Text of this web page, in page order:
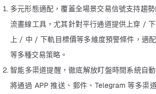
多元形態適配，覆蓋全場景交易信號支持趨
流畫線工具，尤其針對平行通道提供上穿 /
上 / 中 / 下軌目標價等多維度預警條件，適
等多種交易策略。
智能多渠道提醒，徹底解放盯盤時間系統自
將通過 APP 推送、郵件、Telegram 等多渠